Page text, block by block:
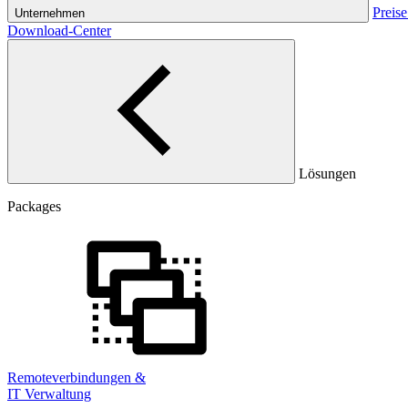
Unternehmen
Preise
Download-Center
Lösungen
Packages
Remoteverbindungen &
IT Verwaltung